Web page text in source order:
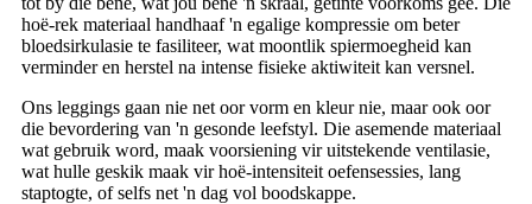
hoë-rek materiaal handhaaf 'n egalige kompressie om beter
bloedsirkulasie te fasiliteer, wat moontlik spiermoegheid kan
verminder en herstel na intense fisieke aktiwiteit kan versnel.
Ons leggings gaan nie net oor vorm en kleur nie, maar ook oor
die bevordering van 'n gesonde leefstyl. Die asemende materiaal
wat gebruik word, maak voorsiening vir uitstekende ventilasie,
wat hulle geskik maak vir hoë-intensiteit oefensessies, lang
staptogte, of selfs net 'n dag vol boodskappe.